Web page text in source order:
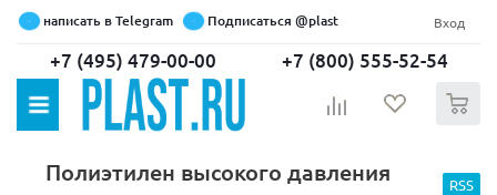
написать в Telegram Подписаться @plast Вход
+7 (495) 479-00-00 +7 (800) 555-52-54
Полиэтилен высокого давления RSS